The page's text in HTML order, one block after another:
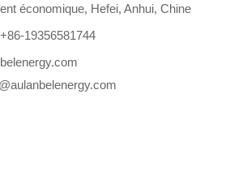
économique, Hefei, Anhui, Chine
+86-19356581744